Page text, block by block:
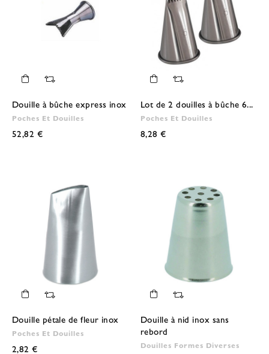
Douille à bûche express inox
Poches Et Douilles
52,82 €
Lot de 2 douilles à bûche 6...
Poches Et Douilles
8,28 €
Douille pétale de fleur inox
Poches Et Douilles
2,82 €
Douille à nid inox sans
rebord
Douilles Formes Diverses